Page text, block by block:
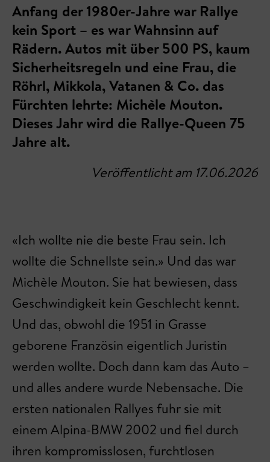
Anfang der 1980er-Jahre war Rallye
kein Sport – es war Wahnsinn auf
Rädern. Autos mit über 500 PS, kaum
Sicherheitsregeln und eine Frau, die
Röhrl, Mikkola, Vatanen & Co. das
Fürchten lehrte: Michèle Mouton.
Dieses Jahr wird die Rallye-Queen 75
Jahre alt.
Veröffentlicht am 17.06.2026
«Ich wollte nie die beste Frau sein. Ich
wollte die Schnellste sein.» Und das war
Michèle Mouton. Sie hat bewiesen, dass
Geschwindigkeit kein Geschlecht kennt.
Und das, obwohl die 1951 in Grasse
geborene Französin eigentlich Juristin
werden wollte. Doch dann kam das Auto –
und alles andere wurde Nebensache. Die
ersten nationalen Rallyes fuhr sie mit
einem Alpina-BMW 2002 und fiel durch
ihren kompromisslosen, furchtlosen